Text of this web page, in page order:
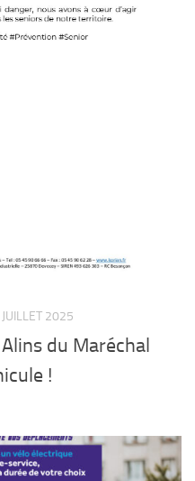
JUILLET 2025
du Maréchal
!